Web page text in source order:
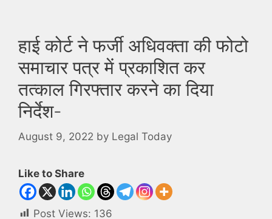
हाई कोर्ट ने फर्जी अधिवक्ता की फोटो
समाचार पत्र में प्रकाशित कर
तत्काल गिरफ्तार करने का दिया
निर्देश-
August 9, 2022 by Legal Today
Like to Share
Post Views: 136